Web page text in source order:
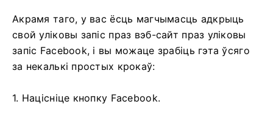
Акрамя таго, у вас ёсць магчымасць адкрыць
свой уліковы запіс праз вэб-сайт праз уліковы
запіс Facebook, і вы можаце зрабіць гэта ўсяго
за некалькі простых крокаў:
1. Націсніце кнопку Facebook.